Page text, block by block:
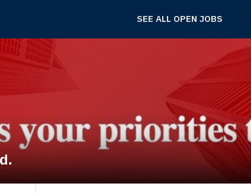
SEE ALL OPEN JOBS